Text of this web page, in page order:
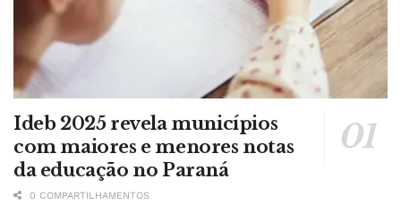
Ideb 2025 revela municípios
com maiores e menores notas
da educação no Paraná
0 COMPARTILHAMENTOS